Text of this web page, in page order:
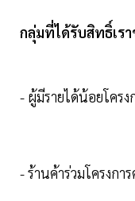
กลุ่มที่ได้รับสิทธิ์เร
- ผู้มีรายได้น้อยโครง
- ร้านค้าร่วมโครงกา